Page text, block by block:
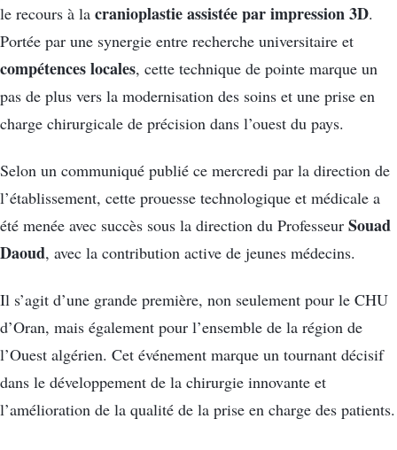
le recours à la cranioplastie assistée par impression 3D.
Portée par une synergie entre recherche universitaire et
compétences locales, cette technique de pointe marque un
pas de plus vers la modernisation des soins et une prise en
charge chirurgicale de précision dans l’ouest du pays.
Selon un communiqué publié ce mercredi par la direction de
l’établissement, cette prouesse technologique et médicale a
été menée avec succès sous la direction du Professeur Souad
Daoud, avec la contribution active de jeunes médecins.
Il s’agit d’une grande première, non seulement pour le CHU
d’Oran, mais également pour l’ensemble de la région de
l’Ouest algérien. Cet événement marque un tournant décisif
dans le développement de la chirurgie innovante et
l’amélioration de la qualité de la prise en charge des patients.